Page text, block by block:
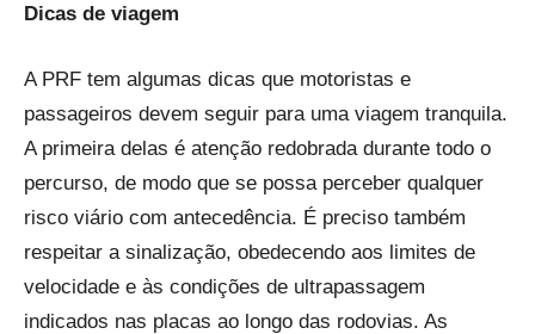
Dicas de viagem
A PRF tem algumas dicas que motoristas e
passageiros devem seguir para uma viagem tranquila.
A primeira delas é atenção redobrada durante todo o
percurso, de modo que se possa perceber qualquer
risco viário com antecedência. É preciso também
respeitar a sinalização, obedecendo aos limites de
velocidade e às condições de ultrapassagem
indicados nas placas ao longo das rodovias. As